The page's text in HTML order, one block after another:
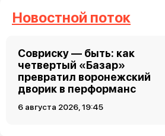
Новостной поток
Совриску — быть: как
четвертый «Базар»
превратил воронежский
дворик в перформанс
6 августа 2026, 19:45